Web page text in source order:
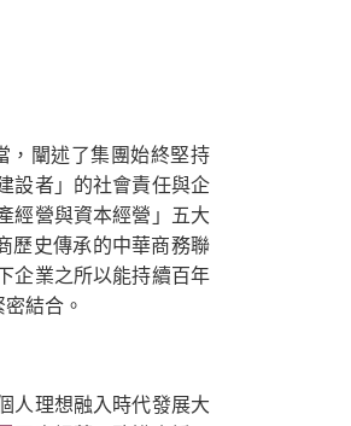
，闡述了集團始終堅持
設者」的社會責任與企
經營與資本經營」五大
歷史傳承的中華商務聯
企業之所以能持續百年
結合。
人理想融入時代發展大